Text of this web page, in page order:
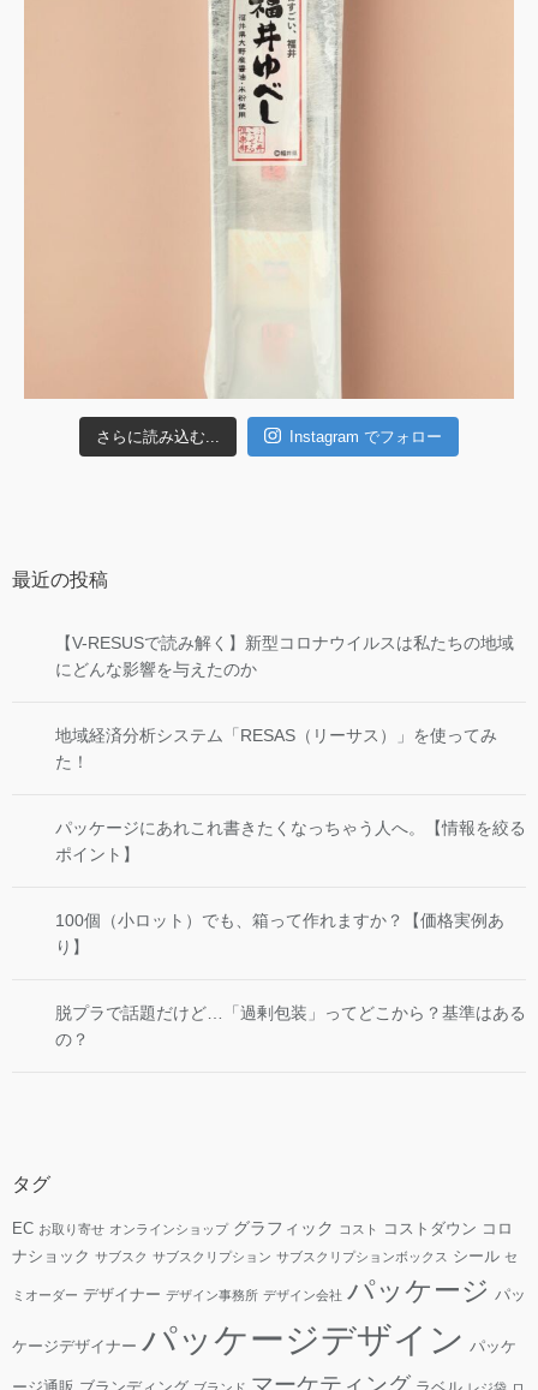
さらに読み込む... Instagram でフォロー
最近の投稿
【V-RESUSで読み解く】新型コロナウイルスは私たちの地域
にどんな影響を与えたのか
地域経済分析システム「RESAS（リーサス）」を使ってみ
た！
パッケージにあれこれ書きたくなっちゃう人へ。【情報を絞る
ポイント】
100個（小ロット）でも、箱って作れますか？【価格実例あ
り】
脱プラで話題だけど…「過剰包装」ってどこから？基準はある
の？
タグ
EC お取り寄せ オンラインショップ グラフィック コスト コストダウン コロ
ナショック サブスク サブスクリプション サブスクリプションボックス シール セ
ミオーダー デザイナー デザイン事務所 デザイン会社 パッケージ パッ
ケージデザイナー パッケージデザイン パッケ
ブランド マーケティング レジ袋 ロ